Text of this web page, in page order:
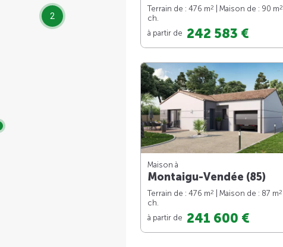
2
Terrain de : 476 m2 | Maison de : 90 m2
ch.
à partir de 242 583 €
Maison à
Montaigu-Vendée (85)
Terrain de : 476 m2 | Maison de : 87 m2
ch.
à partir de 241 600 €